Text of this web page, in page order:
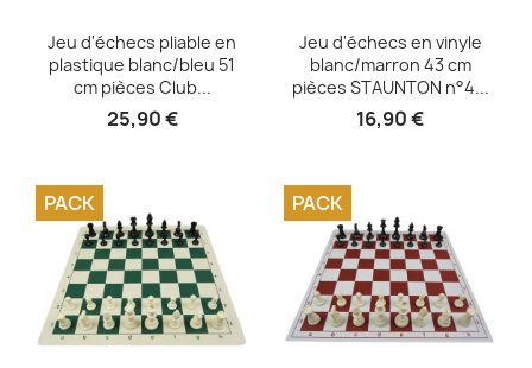
Aperçu rapide
Jeu d'échecs pliable en
plastique blanc/bleu 51
cm pièces Club...
25,90 €
Aperçu rapide
Jeu d'échecs en vinyle
blanc/marron 43 cm
pièces STAUNTON n°4...
16,90 €
PACK PACK